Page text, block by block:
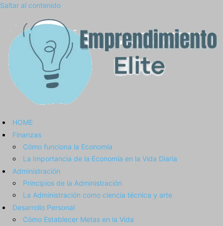
Saltar al contenido
HOME
Finanzas
Cómo funciona la Economía
La Importancia de la Economía en la Vida Diaria
Administración
Principios de la Administración
La Administración como ciencia técnica y arte
Desarrollo Personal
Cómo Establecer Metas en la Vida